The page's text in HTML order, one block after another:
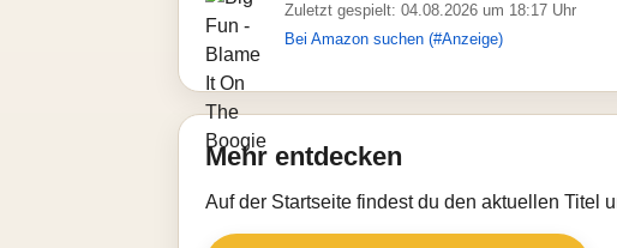
Zuletzt gespielt: 04.08.2026 um 18:17 Uhr
Bei Amazon suchen (#Anzeige)
Mehr entdecken
Auf der Startseite findest du den aktuellen Titel